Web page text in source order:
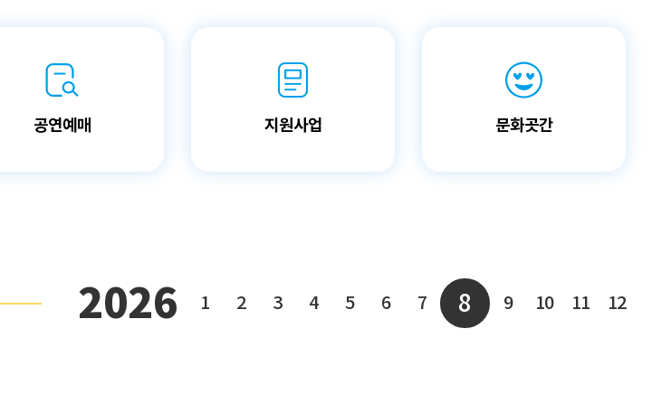
공연예매 지원사업 문화곳간
2026 1 2 3 4 5 6 7 8 9 10 11 12